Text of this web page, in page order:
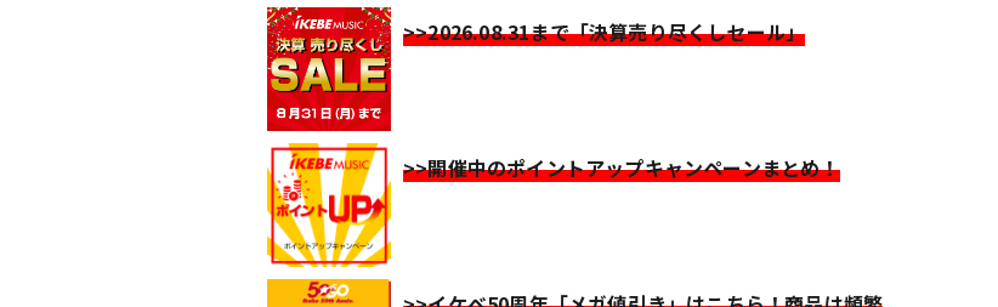
>>2026.08.31まで「決算売り尽くしセール」
>>開催中のポイントアップキャンペーンまとめ！